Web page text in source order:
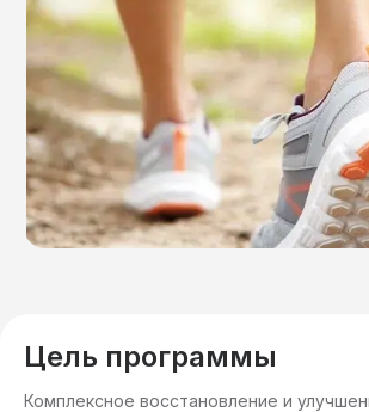
Цель программы
Комплексное восстановление и